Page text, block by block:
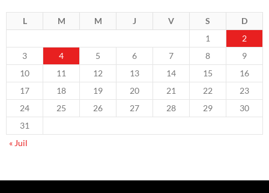
L M M J V S
D
1
2
3
4 5 6 7 8
9
10
11 12 13 14 15
16
17
18 19 20 21 22
23
24
25 26 27 28 29
30
31
« Juil